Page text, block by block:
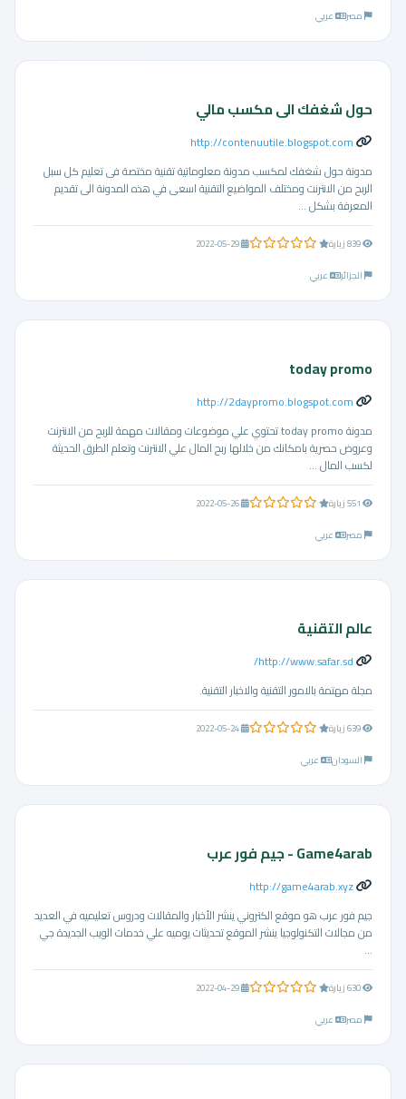
مصر عربي
حول شغفك الى مكسب مالي
http://contenuutile.blogspot.com
مدونة حول شغفك لمكسب مدونة معلوماتية تقنية مختصة فى تعليم كل سبل
الربح من الانترنت ومختلف المواضيع التقنية اسعى في هذه المدونة الى تقديم
المعرفة بشكل ...
0.0 من 5 نجوم
الجزائر
عربي
today promo
http://2daypromo.blogspot.com
مدونة today promo تحتوي علي موضوعات ومقالات مهمة للربح من الانترنت
وعروض حصرية بامكانك من خلالها ربح المال علي الانترنت وتعلم الطرق الحديثة
لكسب المال ...
0.0 من 5 نجوم
مصر
عربي
عالم التقنية
http://www.safar.sd/
مجلة مهتمة بالامور التقنية والاخبار التقنية.
0.0 من 5 نجوم
السودان
عربي
Game4arab - جيم فور عرب
http://game4arab.xyz
جيم فور عرب هو موقع الكتروني ينشر الأخبار والمقالات ودروس تعليميه في العديد
من مجالات التكنولوجيا ينشر الموقع تحديثات يوميه علي خدمات الويب الجديدة جي
...
0.0 من 5 نجوم
مصر
عربي